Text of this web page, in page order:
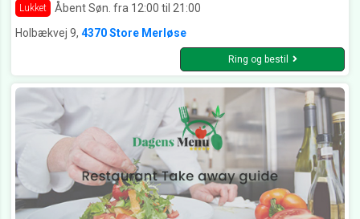
Lukket
Åbent Søn. fra 12:00 til 21:00
Holbækvej 9, 4370 Store Merløse
Ring og bestil